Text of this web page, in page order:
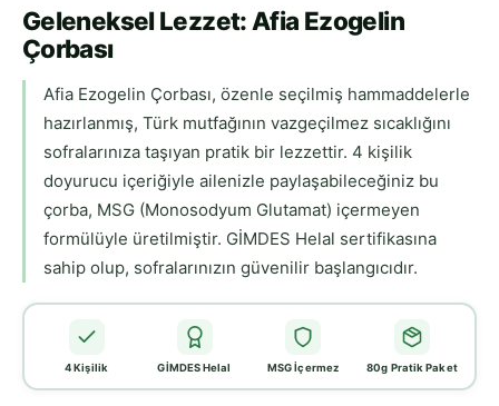
Geleneksel Lezzet: Afia Ezogelin
Çorbası
Afia Ezogelin Çorbası, özenle seçilmiş hammaddelerle
hazırlanmış, Türk mutfağının vazgeçilmez sıcaklığını
sofralarınıza taşıyan pratik bir lezzettir. 4 kişilik
doyurucu içeriğiyle ailenizle paylaşabileceğiniz bu
çorba, MSG (Monosodyum Glutamat) içermeyen
formülüyle üretilmiştir. GİMDES Helal sertifikasına
sahip olup, sofralarınızın güvenilir başlangıcıdır.
4 Kişilik GİMDES Helal MSG İçermez 80g Pratik Paket